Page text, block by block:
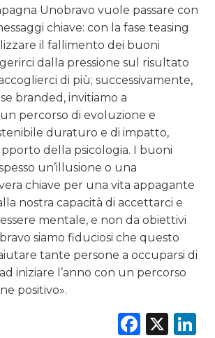
Unobravo vuole passare con
chiave: con la fase teasing
il fallimento dei buoni
dalla pressione sul risultato
di più; successivamente,
branded, invitiamo a
percorso di evoluzione e
duraturo e di impatto,
della psicologia. I buoni
un’illusione o una
chiave per una vita appagante
nostra capacità di accettarci e
mentale, e non da obiettivi
siamo fiduciosi che questo
tante persone a occuparsi di
iniziare l’anno con un percorso
positivo».
X